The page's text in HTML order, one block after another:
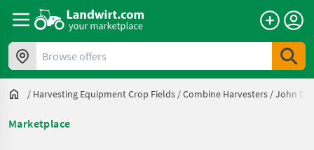
Browse offers
/ Harvesting Equipment Crop Fields /Combine Harvesters /John
Marketplace